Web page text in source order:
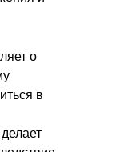
о
в